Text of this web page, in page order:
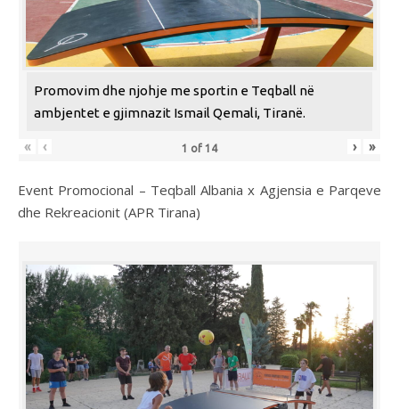
Promovim dhe njohje me sportin e Teqball në
ambjentet e gjimnazit Ismail Qemali, Tiranë.
« ‹ 1 of 14 › »
Event Promocional – Teqball Albania x Agjensia e Parqeve
dhe Rekreacionit (APR Tirana)